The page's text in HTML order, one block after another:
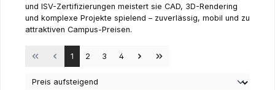
und ISV-Zertifizierungen meistert sie CAD, 3D-Rendering
und komplexe Projekte spielend – zuverlässig, mobil und zu
attraktiven Campus-Preisen.
Seite
1 Seite
2 Seite
3 Seite
4